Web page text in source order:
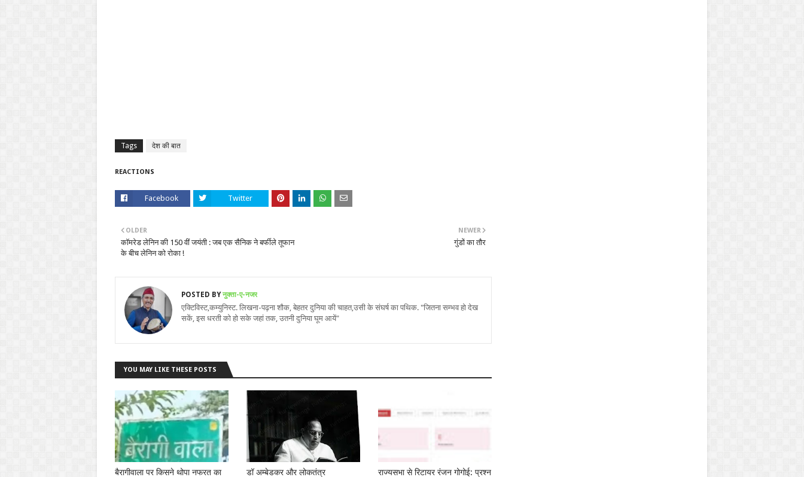
Tags देश की बात
REACTIONS
Facebook Twitter
NEWER
गुंडों का तौर
OLDER
कॉमरेड लेनिन की 150 वीं जयंती : जब एक सैनिक ने बर्फीले तूफान
के बीच लेनिन को रोका !
POSTED BYनुक्ता-ए-नजर
एक्टिविस्ट,कम्युनिस्ट. लिखना-पढ़ना शौक, बेहतर दुनिया की चाहत,उसी के संघर्ष का पथिक. "जितना सम्भव हो देख
सकें, इस धरती को हो सके जहां तक, उतनी दुनिया घूम आयें"
YOU MAY LIKE THESE POSTS
बैरागीवाला पर किसने थोपा नफरत का डॉ अम्बेडकर और लोकतंत्र राज्यसभा से रिटायर रंजन गोगोई: प्रश्न